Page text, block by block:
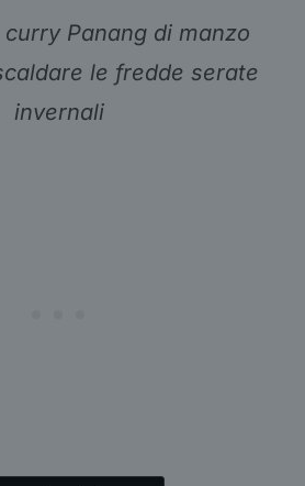
Panang di manzo
le fredde serate
invernali